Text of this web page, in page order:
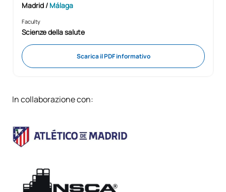
Madrid / Málaga
Faculty
Scienze della salute
Scarica il PDF informativo
In collaborazione con: